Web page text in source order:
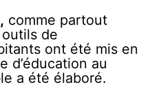
comme partout
de
ont été mis en
d’éducation au
a été élaboré.